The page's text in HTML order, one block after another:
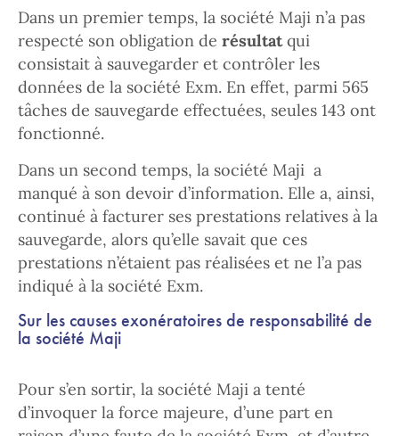
Dans un premier temps, la société Maji n’a pas
respecté son obligation de résultatqui
consistait à sauvegarder et contrôler les
données de la société Exm. En effet, parmi 565
tâches de sauvegarde effectuées, seules 143 ont
fonctionné.
Dans un second temps, la société Maji a
manqué à son devoir d’information. Elle a, ainsi,
continué à facturer ses prestations relatives à la
sauvegarde, alors qu’elle savait que ces
prestations n’étaient pas réalisées et ne l’a pas
indiqué à la société Exm.
Sur les causes exonératoires de responsabilité de
la société Maji
Pour s’en sortir, la société Maji a tenté
d’invoquer la force majeure, d’une part en